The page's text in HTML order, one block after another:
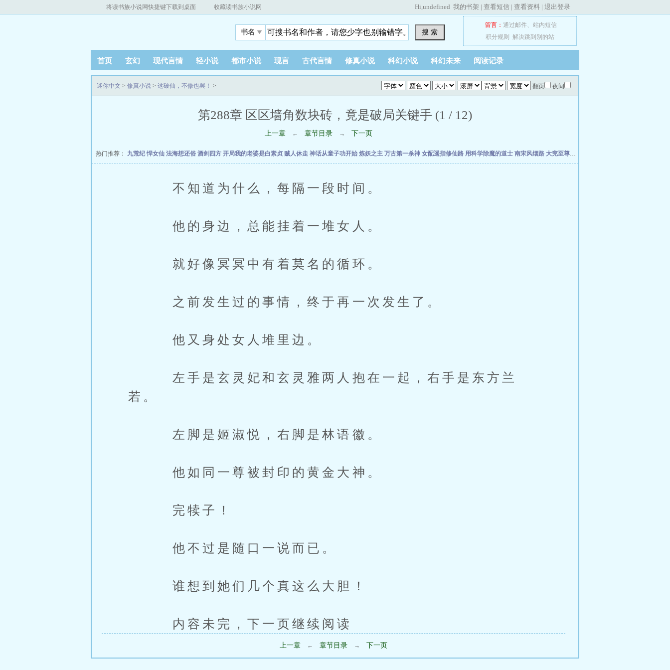
将读书族小说网快捷键下载到桌面 收藏读书族小说网 Hi,undefined 我的书架 | 查看短信 | 查看资料 | 退出登录
书名 搜 索
留言： 通过邮件、 站内短信
积分规则
解决跳到别的站
首页 玄幻 现代言情 轻小说 都市小说 现言 古代言情 修真小说 科幻小说 科幻未来 阅读记录
翻页 夜间
迷你中文 > 修真小说 > 这破仙，不修也罢！ >
第288章 区区墙角数块砖，竟是破局关键手 (1 / 12)
上一章 ← 章节目录 → 下一页
热门推荐： 九荒纪悍女仙 法海想还俗 酒剑四方 开局我的老婆是白素贞 贼人休走 神话从童子功开始 炼妖之主 万古第一杀神 女配遥指修仙路 用科学除魔的道士 南宋风烟路 大兖至尊路
不知道为什么，每隔一段时间。
他的身边，总能挂着一堆女人。
就好像冥冥中有着莫名的循环。
之前发生过的事情，终于再一次发生了。
他又身处女人堆里边。
左手是玄灵妃和玄灵雅两人抱在一起，右手是东方兰
若。
左脚是姬淑悦，右脚是林语徽。
他如同一尊被封印的黄金大神。
完犊子！
他不过是随口一说而已。
谁想到她们几个真这么大胆！
内容未完，下一页继续阅读
上一章 ← 章节目录 → 下一页